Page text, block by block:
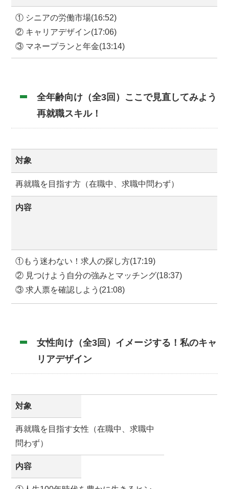
① シニアの労働市場(16:52)
② キャリアデザイン(17:06)
③ マネープランと年金(13:14)
全年齢向け（全3回）ここで見直してみよう
再就職スキル！
対象
再就職を目指す方（在職中、求職中問わず）
内容
①もう迷わない！求人の探し方(17:19)
② 見つけよう自分の強みとマッチング(18:37)
③ 求人票を確認しよう(21:08)
女性向け（全3回）イメージする！私のキャ
リアデザイン
対象
再就職を目指す女性（在職中、求職中
問わず）
内容